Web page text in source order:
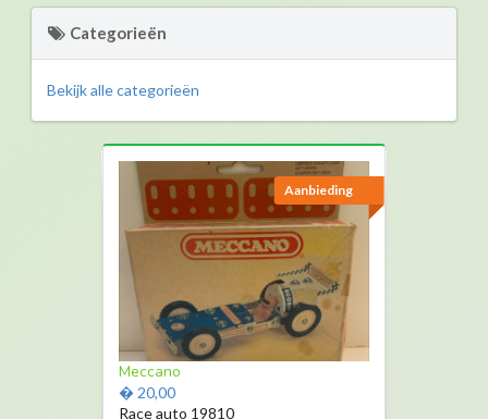
Categorieën
Bekijk alle categorieën
Aanbieding
Laura playmobil
� 5,00
Gameboy
Aanbieding
Meccano
� 20,00
Race auto 19810